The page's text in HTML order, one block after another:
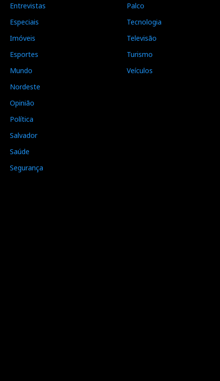
Entrevistas
Especiais
Imóveis
Esportes
Mundo
Nordeste
Opinião
Política
Salvador
Saúde
Segurança
Palco
Tecnologia
Televisão
Turismo
Veículos